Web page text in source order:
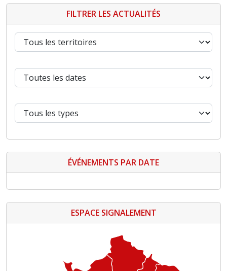
FILTRER LES ACTUALITÉS
ÉVÉNEMENTS PAR DATE
ESPACE SIGNALEMENT